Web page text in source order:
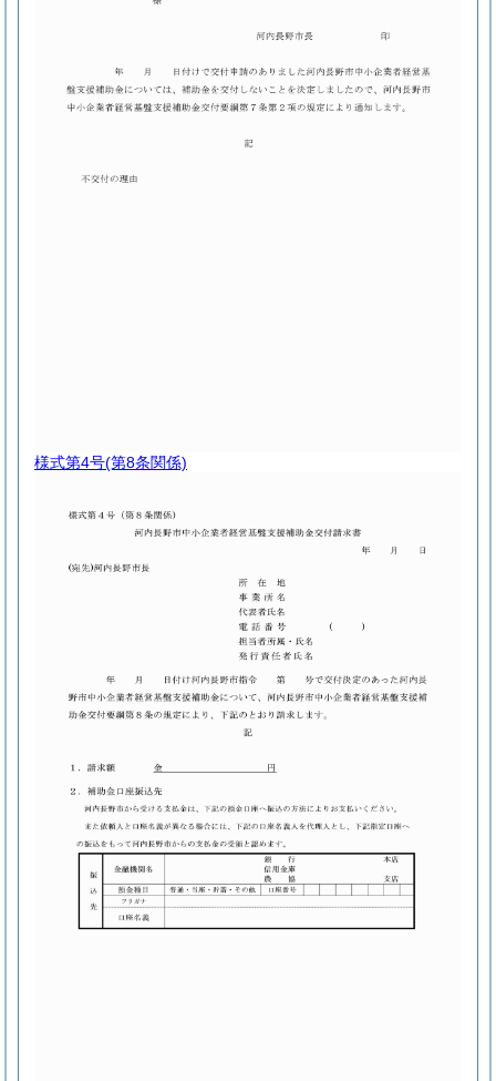
様式第4号(第8条関係)